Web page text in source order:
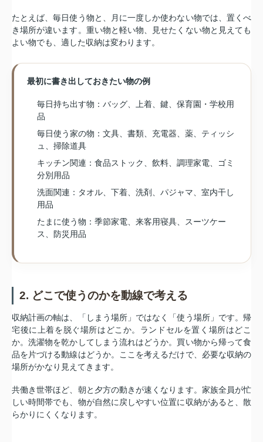
たとえば、毎日使う物と、月に一度しか使わない物では、置くべ
き場所が違います。重い物と軽い物、見せたくない物と見えても
よい物でも、適した収納は変わります。
最初に書き出しておきたい物の例
毎日持ち出す物：バッグ、上着、鍵、保育園・学校用
品
毎日使う家の物：文具、書類、充電器、薬、ティッシ
ュ、掃除道具
キッチン関連：食品ストック、飲料、調理家電、ゴミ
分別用品
洗面関連：タオル、下着、洗剤、パジャマ、室内干し
用品
たまに使う物：季節家電、来客用寝具、スーツケー
ス、防災用品
2. どこで使うのかを動線で考える
収納計画の軸は、「しまう場所」ではなく「使う場所」です。帰
宅後に上着を脱ぐ場所はどこか。ランドセルを置く場所はどこ
か。洗濯物を乾かしてしまう流れはどうか。買い物から帰って食
品を片づける動線はどうか。ここを考えるだけで、必要な収納の
場所がかなり見えてきます。
共働き世帯ほど、朝と夕方の動きが速くなります。家族全員が忙
しい時間帯でも、物が自然に戻しやすい位置に収納があると、散
らかりにくくなります。